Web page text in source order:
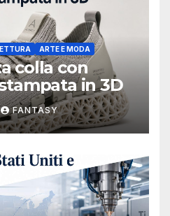
ARTE E MODA
colla con
in 3D
FANTASY